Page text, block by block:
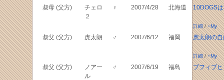
叔母 (父方)
チェロ
２
♀ 2007/4/28 北海道 10DOGS
詳細/+My
叔父 (父方) 虎太朗 ♂ 2007/6/12 福岡 虎太朗の
詳細/+My
叔父 (父方)
ノアー
ル
♂ 2007/6/19 福島 ブフィブ